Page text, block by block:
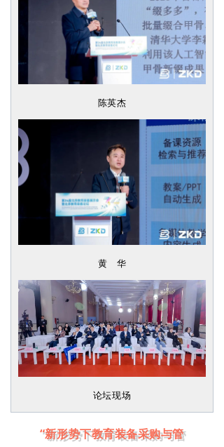
陈英杰
黄 华
论坛现场
“新形势下教育装备采购与管